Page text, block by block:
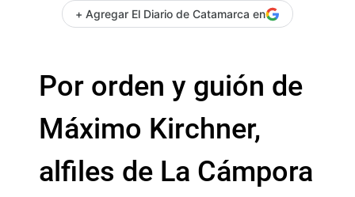
+ Agregar El Diario de Catamarca en
Por orden y guión de
Máximo Kirchner,
alfiles de La Cámpora